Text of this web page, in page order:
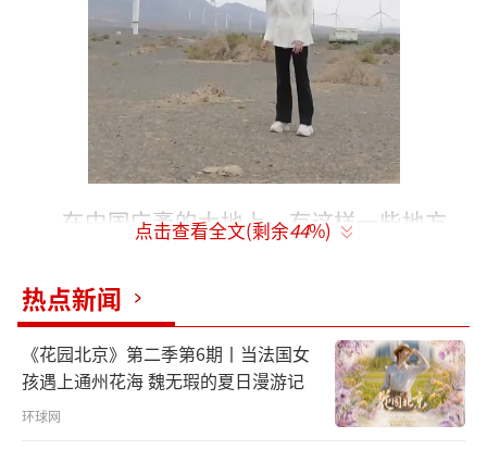
在中国广袤的大地上，有这样一些地方，
《幸会中国》走访全国12个生态样本地，用镜
头记录下这些真实而温柔的故事。
这一站，我们来到了新疆达坂城，走进这
片风起云涌的浩瀚天地。
点击查看全文(剩余44%)
热点新闻
《花园北京》第二季第6期丨当法国女
孩遇上通州花海 魏无瑕的夏日漫游记
环球网